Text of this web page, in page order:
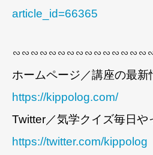
article_id=66365
ホームページ／講座の最新
https://kippolog.com/
Twitter／気学クイズ毎日や
https://twitter.com/kippolog